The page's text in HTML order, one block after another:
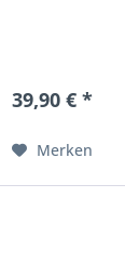
39,90 € *
Merken